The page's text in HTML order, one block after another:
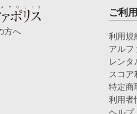
方へ
ご利
利用規
アルフ
レンタ
スコア
特定商
利用者